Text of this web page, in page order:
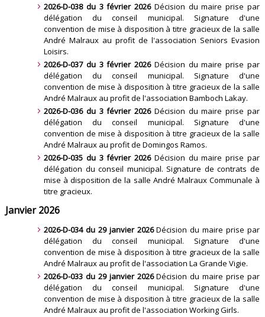
2026-D-038 du 3 février 2026Décision du maire prise par
délégation du conseil municipal. Signature d'une
convention de mise à disposition à titre gracieux de la salle
André Malraux au profit de l'association Seniors Evasion
Loisirs.
2026-D-037 du 3 février 2026Décision du maire prise par
délégation du conseil municipal. Signature d'une
convention de mise à disposition à titre gracieux de la salle
André Malraux au profit de l'association Bamboch Lakay.
2026-D-036 du 3 février 2026Décision du maire prise par
délégation du conseil municipal. Signature d'une
convention de mise à disposition à titre gracieux de la salle
André Malraux au profit de Domingos Ramos.
2026-D-035 du 3 février 2026Décision du maire prise par
délégation du conseil municipal. Signature de contrats de
mise à disposition de la salle André Malraux Communale à
titre gracieux.
Janvier 2026
2026-D-034 du 29 janvier 2026Décision du maire prise par
délégation du conseil municipal. Signature d'une
convention de mise à disposition à titre gracieux de la salle
André Malraux au profit de l'association La Grande Vigie.
2026-D-033 du 29 janvier 2026Décision du maire prise par
délégation du conseil municipal. Signature d'une
convention de mise à disposition à titre gracieux de la salle
André Malraux au profit de l'association Working Girls.